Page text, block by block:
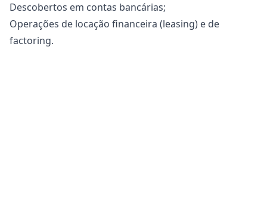
Descobertos em contas bancárias;
Operações de locação financeira (leasing) e de
factoring.